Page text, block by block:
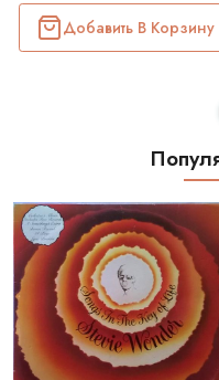
Добавить В Корзину